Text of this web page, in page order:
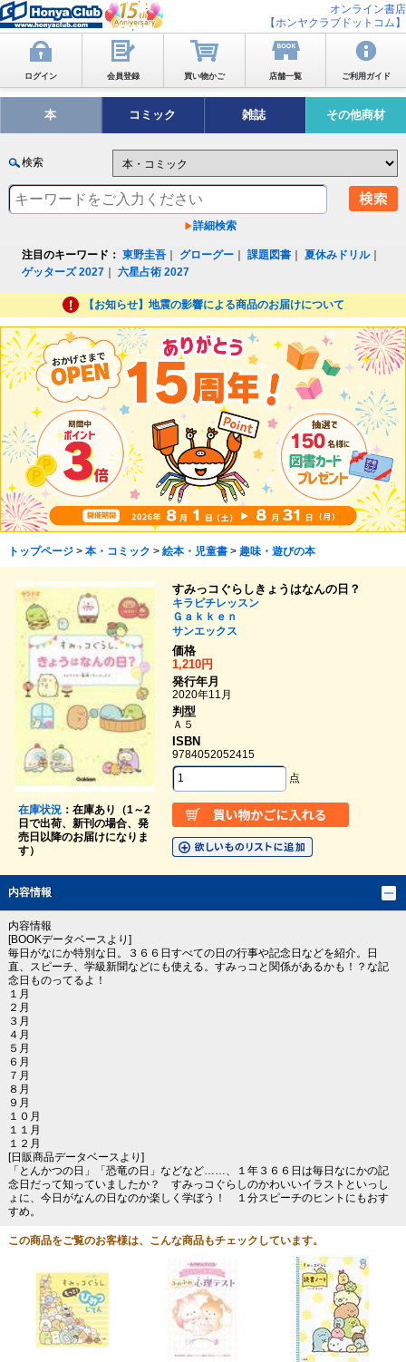
オンライン書店
【ホンヤクラブドットコム】
ログイン 会員登録 買い物かご 店舗一覧 ご利用ガイド
本 コミック 雑誌 その他商材
検索
詳細検索
注目のキーワード： 東野圭吾 グローグー ｜課題図書 ｜夏休みドリル｜
ゲッターズ 2027 ｜六星占術 2027
【お知らせ】地震の影響による商品のお届けについて
トップページ> 本・コミック > 絵本・児童書> 趣味・遊びの本
在庫状況：在庫あり（1～2
日で出荷、新刊の場合、発
売日以降のお届けになりま
す）
すみっコぐらしきょうはなんの日？
キラピチレッスン
Ｇａｋｋｅｎ
サンエックス
価格
1,210円
発行年月
2020年11月
判型
Ａ５
ISBN
9784052052415
点
内容情報
内容情報
[BOOKデータベースより]
毎日がなにか特別な日。３６６日すべての日の行事や記念日などを紹介。日
直、スピーチ、学級新聞などにも使える。すみっコと関係があるかも！？な記
念日ものってるよ！
１月
２月
３月
４月
５月
６月
７月
８月
９月
１０月
１１月
１２月
[日販商品データベースより]
「とんかつの日」「恐竜の日」などなど……、１年３６６日は毎日なにかの記
念日だって知っていましたか？ すみっコぐらしのかわいいイラストといっし
ょに、今日がなんの日なのか楽しく学ぼう！ １分スピーチのヒントにもおす
すめ。
この商品をご覧のお客様は、こんな商品もチェックしています。